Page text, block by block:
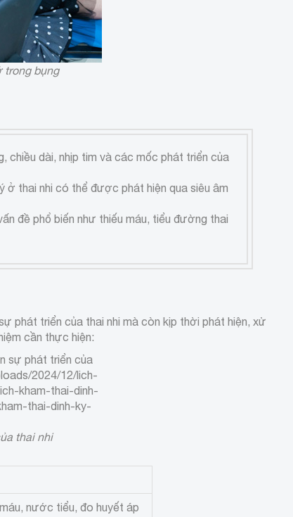
trong bụng
chiều dài, nhịp tim và các mốc phát triển của
thai nhi có thể được phát hiện qua siêu âm
đề phổ biến như thiếu máu, tiểu đường thai
phát triển của thai nhi mà còn kịp thời phát hiện, xử
cần thực hiện:
sự phát triển của
2024/12/lich-
kham-thai-dinh-
thai-dinh-ky-
thai nhi
nước tiểu, đo huyết áp